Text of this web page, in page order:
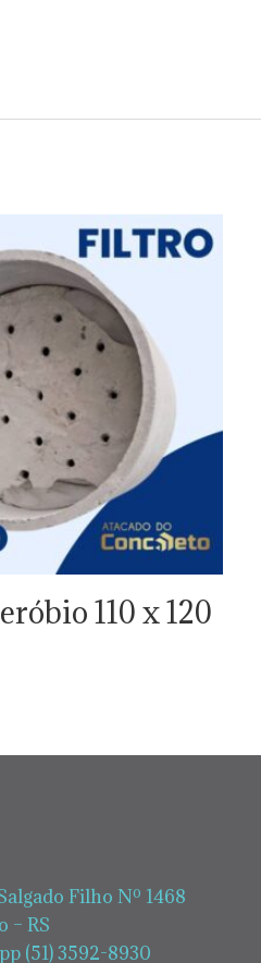
110 x 120
Filho Nº 1468
– RS
(51) 3592-8930